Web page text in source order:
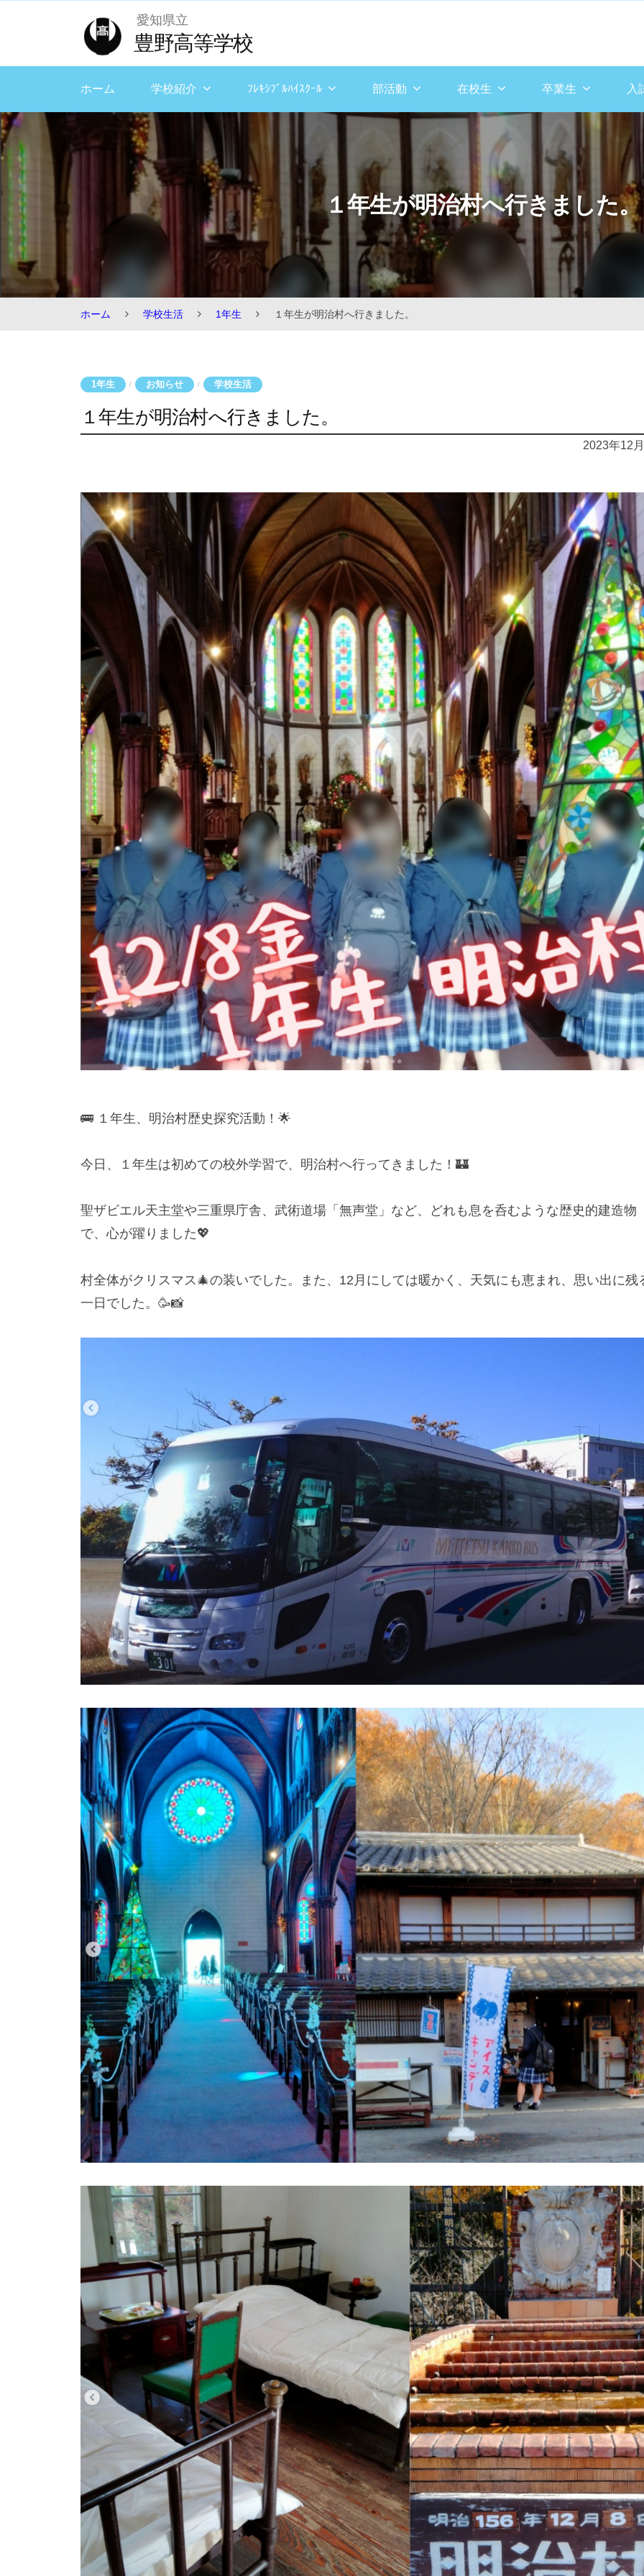
愛知県立
豊野高等学校
ホーム 学校紹介 ﾌﾚｷｼﾌﾞﾙﾊｲｽｸｰﾙ 部活動 在校生 卒業生 入
１年生が明治村へ行きました。
ホーム 学校生活 1年生 １年生が明治村へ行きました。
1年生 / お知らせ / 学校生活
１年生が明治村へ行きました。
2023年12
🚌 １年生、明治村歴史探究活動！🌟
今日、１年生は初めての校外学習で、明治村へ行ってきました！🏰
聖ザビエル天主堂や三重県庁舎、武術道場「無声堂」など、どれも息を呑むような歴史的建造物
で、心が躍りました💖
村全体がクリスマス🎄の装いでした。また、12月にしては暖かく、天気にも恵まれ、思い出に残
一日でした。🥳📸